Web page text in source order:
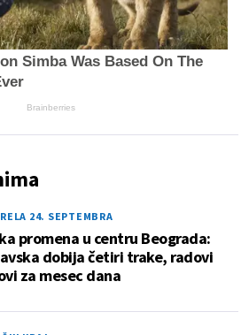
Simba Was Based On The
Brainberries
24. SEPTEMBRA
promena u centru Beograda:
dobija četiri trake, radovi
za mesec dana